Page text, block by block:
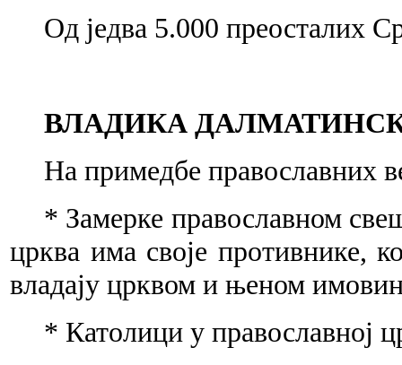
Од једва 5.000 преосталих
ВЛАДИКА
На примедбе православних
* Замерке православном
црква има своје противнике,
владају црквом и њеном
* Католици у православној